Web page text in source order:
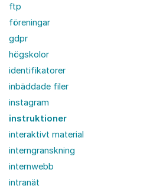
ftp
föreningar
gdpr
högskolor
identifikatorer
inbäddade filer
instagram
instruktioner
interaktivt material
interngranskning
internwebb
intranät